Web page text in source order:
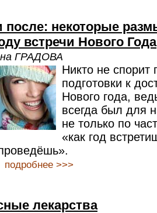
после: некоторые
встречи Нового Года
ГРАДОВА
Никто не спорит
подготовки к
Нового года,
всегда был для
не только по
«как год
подробнее >>>
лекарства